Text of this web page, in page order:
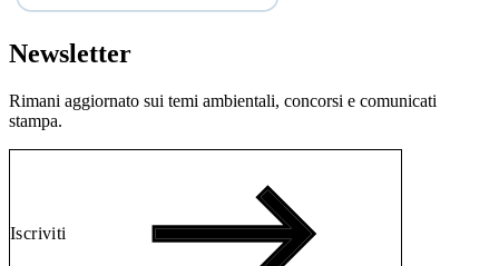
Newsletter
Rimani aggiornato sui temi ambientali, concorsi e comunicati
stampa.
Iscriviti